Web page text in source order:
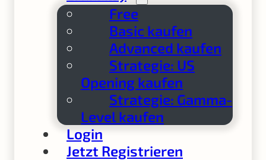
Free
Basic kaufen
Advanced kaufen
Strategie: US
Opening kaufen
Strategie: Gamma-
Level kaufen
Login
Jetzt Registrieren